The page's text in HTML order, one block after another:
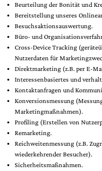
Beurteilung der Bonität und
Bereitstellung unseres
Besuchsaktionsauswertung.
Büro- und
Cross-Device Tracking
Nutzerdaten für
Direktmarketing (z.B. per E-
Interessenbasiertes und
Kontaktanfragen und
Konversionsmessung
Marketingmaßnahmen).
Profiling (Erstellen von
Remarketing.
Reichweitenmessung (z.B.
wiederkehrender Besucher).
Sicherheitsmaßnahmen.